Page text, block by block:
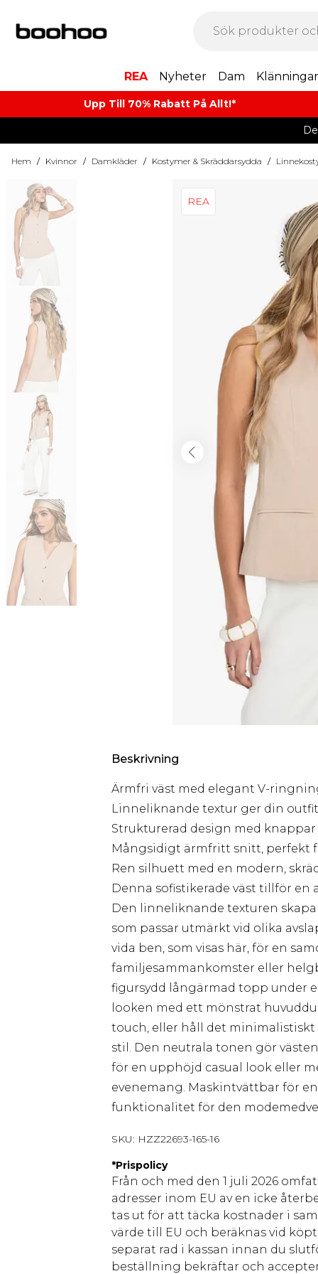
REA Nyheter Dam Klänningar
Upp Till 70% Rabatt På Allt!*
Hem / Kvinnor / Damkläder / Kostymer & Skräddarsydda /
REA
Beskrivning
Ärmfri väst med elegant V-
Linneliknande textur ger din
Strukturerad design med
Mångsidigt ärmfritt snitt, perfekt
Ren silhuett med en modern,
Denna sofistikerade väst tillför
Den linneliknande texturen
som passar utmärkt vid olika
vida ben, som visas här, för en
familjesammankomster eller
figursydd långärmad topp under
looken med ett mönstrat
touch, eller håll det minimalistiskt
stil. Den neutrala tonen gör
för en upphöjd casual look eller
evenemang. Maskintvättbar för
funktionalitet för den
SKU: HZZ22693-165-16
*Prispolicy
Från och med den 1 juli 2026
adresser inom EU av en icke
tas ut för att täcka kostnader i
värde till EU och beräknas vid
separat rad i kassan innan du
beställning bekräftar och